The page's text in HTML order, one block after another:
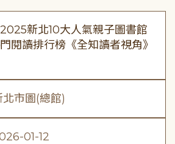
2025新北10大人氣親子圖書館
閱讀排行榜《全知讀者視角》
北市圖(總館)
01-12